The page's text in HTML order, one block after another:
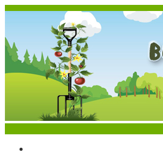
Все о томатах. Выращивание
Выращивание и уход за томатами